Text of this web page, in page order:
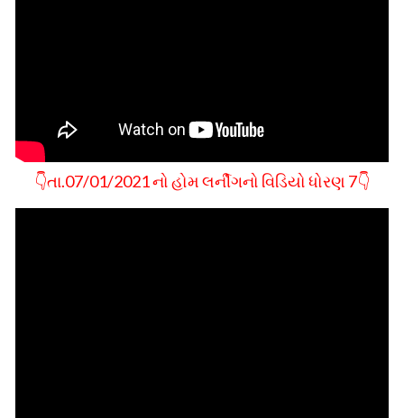
👇તા.07/01/2021 નો હોમ લર્નીગનો વિડિયો ધોરણ 7👇